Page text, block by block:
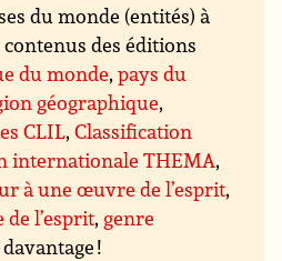
du monde (entités) à
des éditions
du monde,pays du
géographique,
CLIL,Classification
internationale THEMA,
à une œuvre de l’esprit,
l’esprit, genre
!